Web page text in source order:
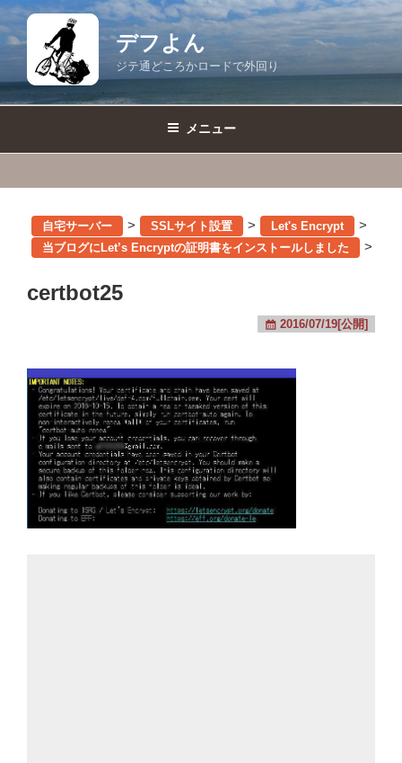
コ
ン
デフよん
ジテ通どころかロードで外回り
メニュー
自宅サーバー > SSLサイト設置 > Let's Encrypt >
当ブログにLet’s Encryptの証明書をインストールしました >
certbot25
2016/07/19[公開]